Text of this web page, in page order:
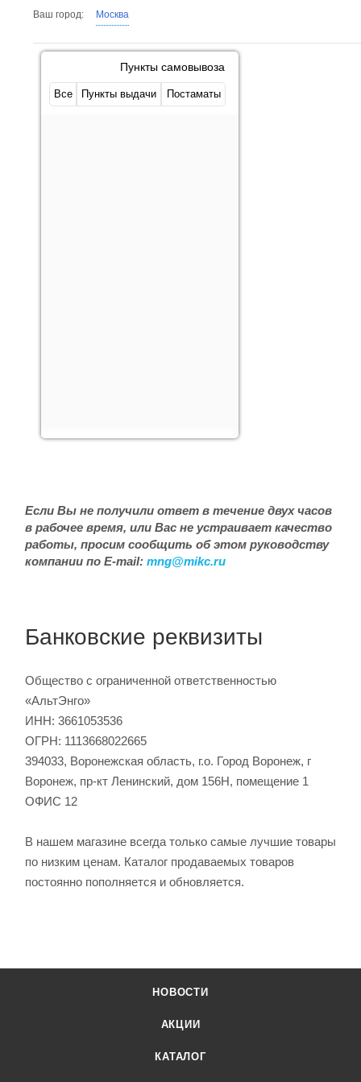
Ваш город: Москва
Пункты самовывоза
Все Пункты выдачи Постаматы
Если Вы не получили ответ в течение двухчасов
в рабочее время, или Вас не устраивает качество
работы, просим сообщить об этом руководству
компании по E-mail: mng@mikc.ru
Банковские реквизиты
Общество с ограниченной ответственностью
«АльтЭнго»
ИНН: 3661053536
ОГРН: 1113668022665
394033, Воронежская область, г.о. Город Воронеж, г
Воронеж, пр-кт Ленинский, дом 156Н, помещение 1
ОФИС 12
В нашем магазине всегда только самые лучшие товары
по низким ценам. Каталог продаваемых товаров
постоянно пополняется и обновляется.
НОВОСТИ
АКЦИИ
КАТАЛОГ